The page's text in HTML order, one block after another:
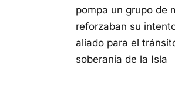
pompa un grupo de
reforzaban su
aliado para el
soberanía de la Isla